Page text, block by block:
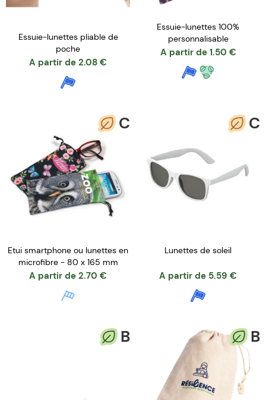
Essuie-lunettes pliable de
poche
A partir de 2.08 €
Essuie-lunettes 100%
personnalisable
A partir de 1.50 €
C
Etui smartphone ou lunettes en
microfibre - 80 x 165 mm
A partir de 2.70 €
C
Lunettes de soleil
A partir de 5.59 €
B B